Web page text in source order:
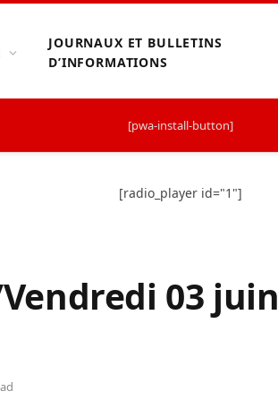
JOURNAUX ET BULLETINS
D’INFORMATIONS
[pwa-install-button]
[radio_player id="1"]
03 juin